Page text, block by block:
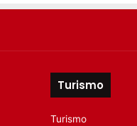
Turismo
Turismo